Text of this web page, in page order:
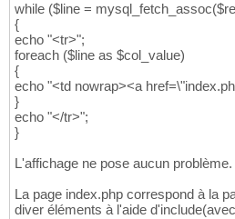
while ($line =
{
echo "<tr>";
foreach ($line as $col_value)
{
echo "<td nowrap><a
}
echo "</tr>";
}
L'affichage ne pose aucun problème.
La page index.php correspond à la
diver éléments à l'aide